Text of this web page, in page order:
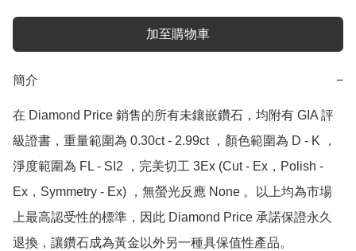
加至購物車
簡介 −
在 Diamond Price 銷售的所有未鑲嵌鑽石，均附有 GIA 評
級證書，重量範圍為 0.30ct - 2.99ct ，顏色範圍為 D - K ，
淨度範圍為 FL - SI2 ，完美切工 3Ex (Cut - Ex，Polish -
Ex，Symmetry - Ex) ，無螢光反應 None 。以上均為市場
上最高認受性的標準，因此 Diamond Price 承諾保證永久
退換，讓鑽石成為黃金以外另一種具保值性產品。